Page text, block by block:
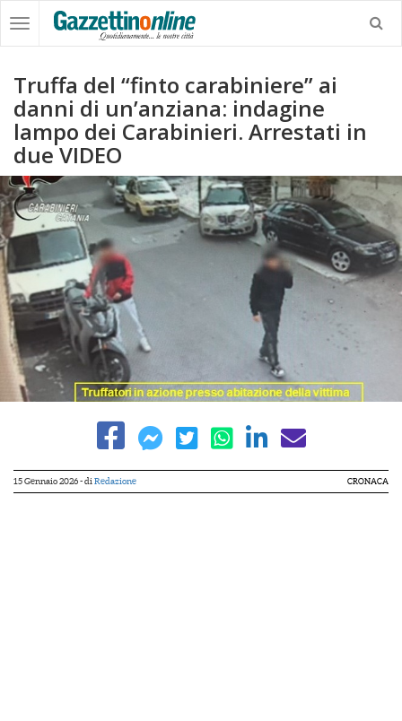
Truffa del “finto carabiniere” ai
danni di un’anziana: indagine
lampo dei Carabinieri. Arrestati in
due VIDEO
15 Gennaio 2026- di Redazione CRONACA